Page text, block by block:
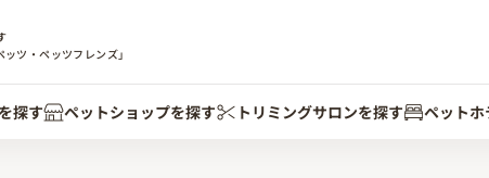
ツ・ペッツフレンズ」
探す ペットショップを探す トリミングサロンを探す ペット